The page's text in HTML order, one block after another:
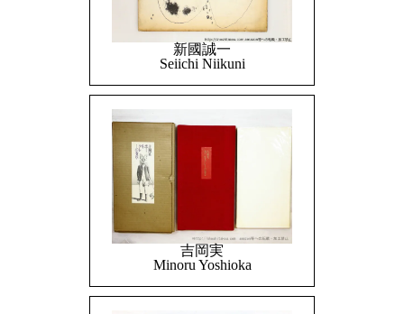
新國誠一
Seiichi Niikuni
吉岡実
Minoru Yoshioka